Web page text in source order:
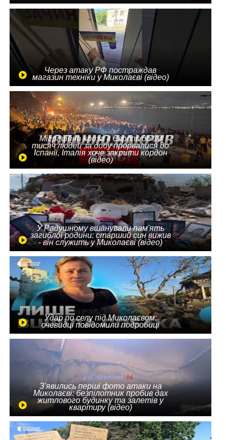
Через атаку РФ постраждав
магазин техніки у Миколаєві (відео)
Міграційна криза в Європі: до 10
тисяч людей за добу прорвалися до
Іспанії, Італія хоче закрити кордон
(відео)
У Радушному вшанували пам'ять
загиблої родини: старший син вижив
- він служить у Миколаєві (відео)
Удар по селу під Миколаєвом:
очевидці повідомили подробиці
З'явились перші фото атаки на
Миколаєві: безпілотник пробив дах
житлового будинку та залетів у
квартиру (відео)